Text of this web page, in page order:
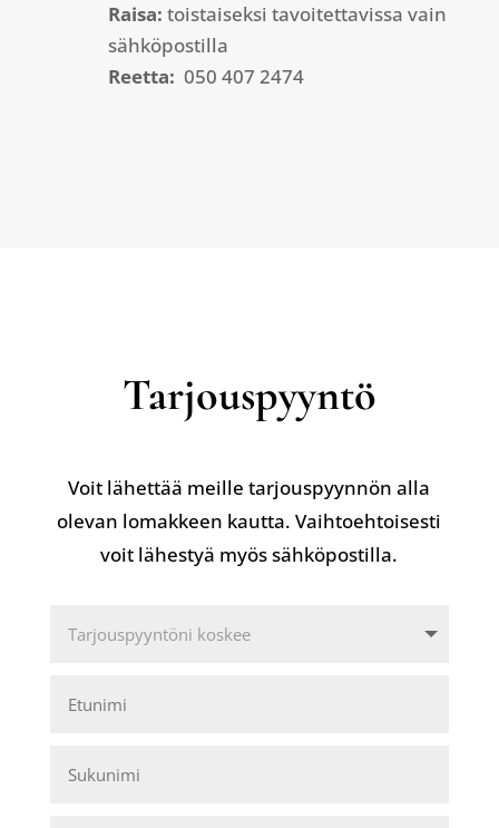
Raisa: toistaiseksi tavoitettavissa vain
sähköpostilla
Reetta: 050 407 2474
Tarjouspyyntö
Voit lähettää meille tarjouspyynnön alla
olevan lomakkeen kautta. Vaihtoehtoisesti
voit lähestyä myös sähköpostilla.